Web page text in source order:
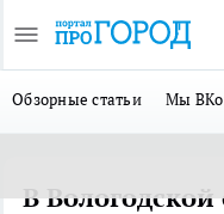
Обзорные статьи Мы
В